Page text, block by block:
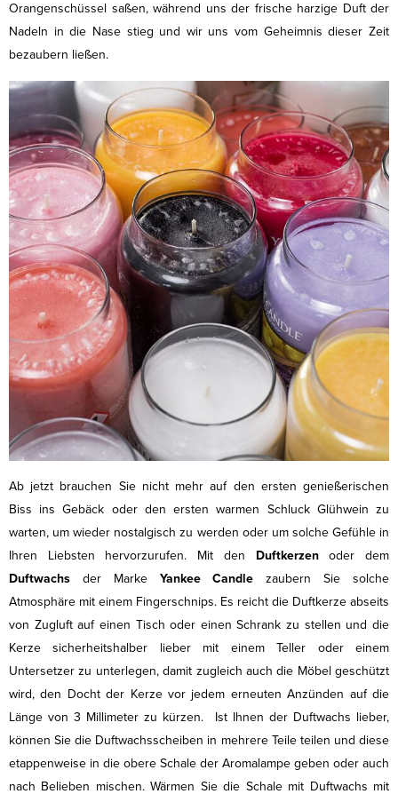
Orangenschüssel saßen, während uns der frische harzige Duft der
Nadeln in die Nase stieg und wir uns vom Geheimnis dieser Zeit
bezaubern ließen.
Ab jetzt brauchen Sie nicht mehr auf den ersten genießerischen
Biss ins Gebäck oder den ersten warmen Schluck Glühwein zu
warten, um wieder nostalgisch zu werden oder um solche Gefühle in
Ihren Liebsten hervorzurufen. Mit den Duftkerzenoder dem
Duftwachs der Marke Yankee Candle zaubern Sie solche
Atmosphäre mit einem Fingerschnips. Es reicht die Duftkerze abseits
von Zugluft auf einen Tisch oder einen Schrank zu stellen und die
Kerze sicherheitshalber lieber mit einem Teller oder einem
Untersetzer zu unterlegen, damit zugleich auch die Möbel geschützt
wird, den Docht der Kerze vor jedem erneuten Anzünden auf die
Länge von 3 Millimeter zu kürzen. Ist Ihnen der Duftwachs lieber,
können Sie die Duftwachsscheiben in mehrere Teile teilen und diese
etappenweise in die obere Schale der Aromalampe geben oder auch
nach Belieben mischen. Wärmen Sie die Schale mit Duftwachs mit